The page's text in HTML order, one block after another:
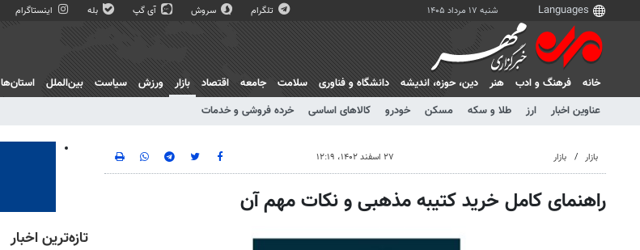
شنبه ۱۷ مرداد ۱۴۰۵ تلگرام سروش آی گپ بله اینستاگرام
خانه فرهنگ و ادب هنر دين، حوزه، انديشه دانشگاه و فناوری سلامت جامعه اقتصاد
بازار
عناوین اخبار
ارز طلا و سکه مسکن خودرو کالاهای اساسی خرده فروشی و خدمات
ورزش سیاست بین‌الملل استان‌ها
بازار بازار ۲۷ اسفند ۱۴۰۲، ۱۲:۱۹
راهنمای کامل خرید کتیبه مذهبی و نکات مهم آن
تازه‌ترین اخبار